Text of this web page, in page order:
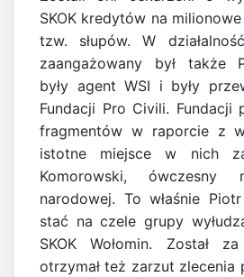
SKOK kredytów na
tzw. słupów. W
zaangażowany był także
były agent WSI i były
Fundacji Pro Civili. Fundacji
fragmentów w raporcie z
istotne miejsce w nich
Komorowski, ówczesny
narodowej. To właśnie
stać na czele grupy
SKOK Wołomin. Został
otrzymał też zarzut zlecenia